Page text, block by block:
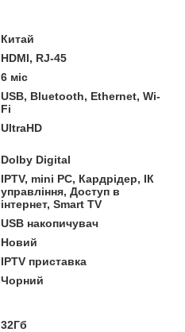
Китай
HDMI, RJ-45
6 міс
USB, Bluetooth, Ethernet, Wi-
Fi
UltraHD
Dolby Digital
IPTV, mini PC, Кардрідер, ІК
управління, Доступ в
інтернет, Smart TV
USB накопичувач
Новий
IPTV приставка
Чорний
32Гб